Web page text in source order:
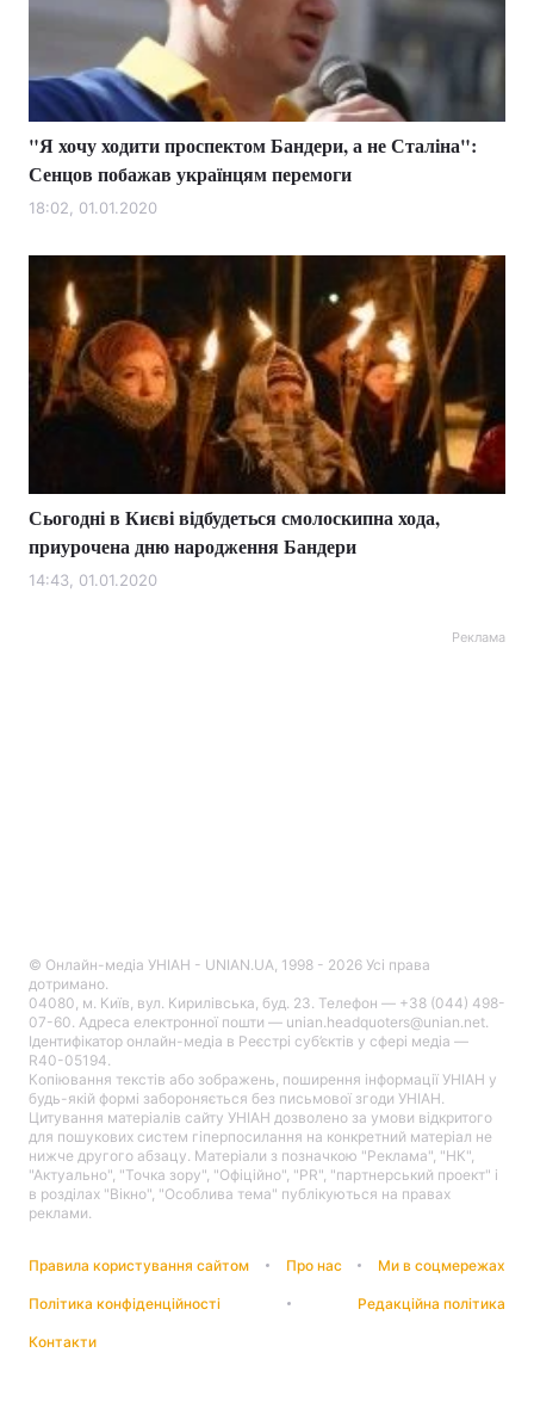
"Я хочу ходити проспектом Бандери, а не Сталіна":
Сенцов побажав українцям перемоги
18:02, 01.01.2020
Сьогодні в Києві відбудеться смолоскипна хода,
приурочена дню народження Бандери
14:43, 01.01.2020
Реклама
© Онлайн-медіа УНІАН - UNIAN.UA, 1998 - 2026 Усі права
дотримано.
04080, м. Київ, вул. Кирилівська, буд. 23. Телефон — +38 (044) 498-
07-60. Адреса електронної пошти — unian.headquoters@unian.net.
Ідентифікатор онлайн-медіа в Реєстрі суб’єктів у сфері медіа —
R40-05194.
Копіювання текстів або зображень, поширення інформації УНІАН у
будь-якій формі забороняється без письмової згоди УНІАН.
Цитування матеріалів сайту УНІАН дозволено за умови відкритого
для пошукових систем гіперпосилання на конкретний матеріал не
нижче другого абзацу. Матеріали з позначкою "Реклама", "НК",
"Актуально", "Точка зору", "Офіційно", "PR", "партнерський проект" і
в розділах "Вікно", "Особлива тема" публікуються на правах
реклами.
Правила користування сайтом Про нас Ми в соцмережах
Політика конфіденційності Редакційна політика
Контакти